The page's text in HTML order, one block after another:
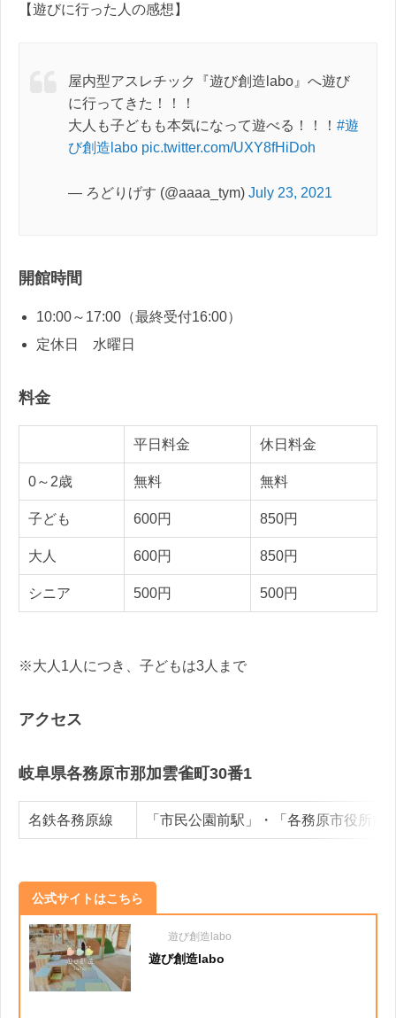
【遊びに行った人の感想】
屋内型アスレチック『遊び創造labo』へ遊び
に行ってきた！！！
大人も子どもも本気になって遊べる！！！ #遊
び創造labo pic.twitter.com/UXY8fHiDoh
— ろどりげす (@aaaa_tym) July 23, 2021
開館時間
10:00～17:00（最終受付16:00）
定休日 水曜日
料金
平日料金 休日料金
0～2歳 無料 無料
子ども 600円 850円
大人 600円 850円
シニア 500円 500円
※大人1人につき、子どもは3人まで
アクセス
岐阜県各務原市那加雲雀町30番1
名鉄各務原線 「市民公園前駅」・「各務原市役所前
公式サイトはこちら
遊び創造labo
遊び創造labo